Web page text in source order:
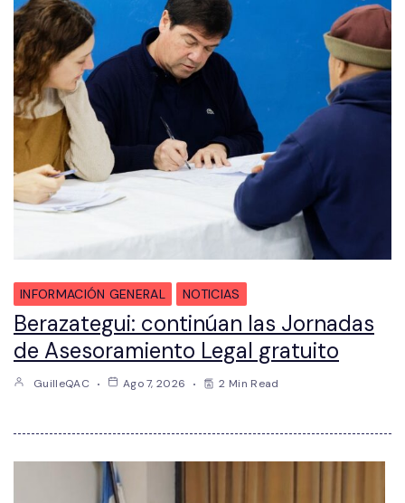
INFORMACIÓN GENERAL NOTICIAS
Berazategui: continúan las Jornadas
de Asesoramiento Legal gratuito
GuilleQAC Ago 7, 2026 2 Min Read